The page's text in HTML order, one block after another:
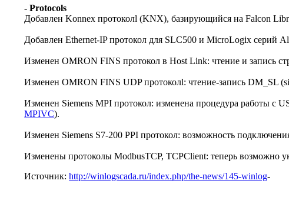
- Protocols
Добавлен Konnex протоколl (KNX), базирующийся на Falcon
Добавлен Ethernet-IP протокол для SLC500 и MicroLogix серий
Изменен OMRON FINS протокол в Host Link: чтение и запись
Изменен OMRON FINS UDP протоколl: чтение-запись DM_SL
Изменен Siemens MPI протокол: изменена процедура работы с
MPIVC).
Изменен Siemens S7-200 PPI протокол: возможность
Изменены протоколы ModbusTCP, TCPClient: теперь возможно
Источник:http://winlogscada.ru/index.php/the-news/145-winlog-